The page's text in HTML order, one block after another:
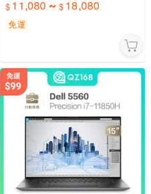
11,080 ~ 18,080
免運